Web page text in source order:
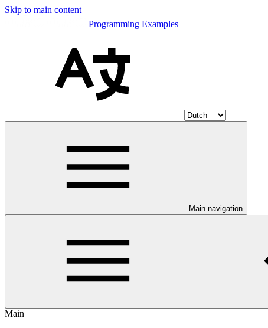
Skip to main content
Programming Examples
Main navigation
Main